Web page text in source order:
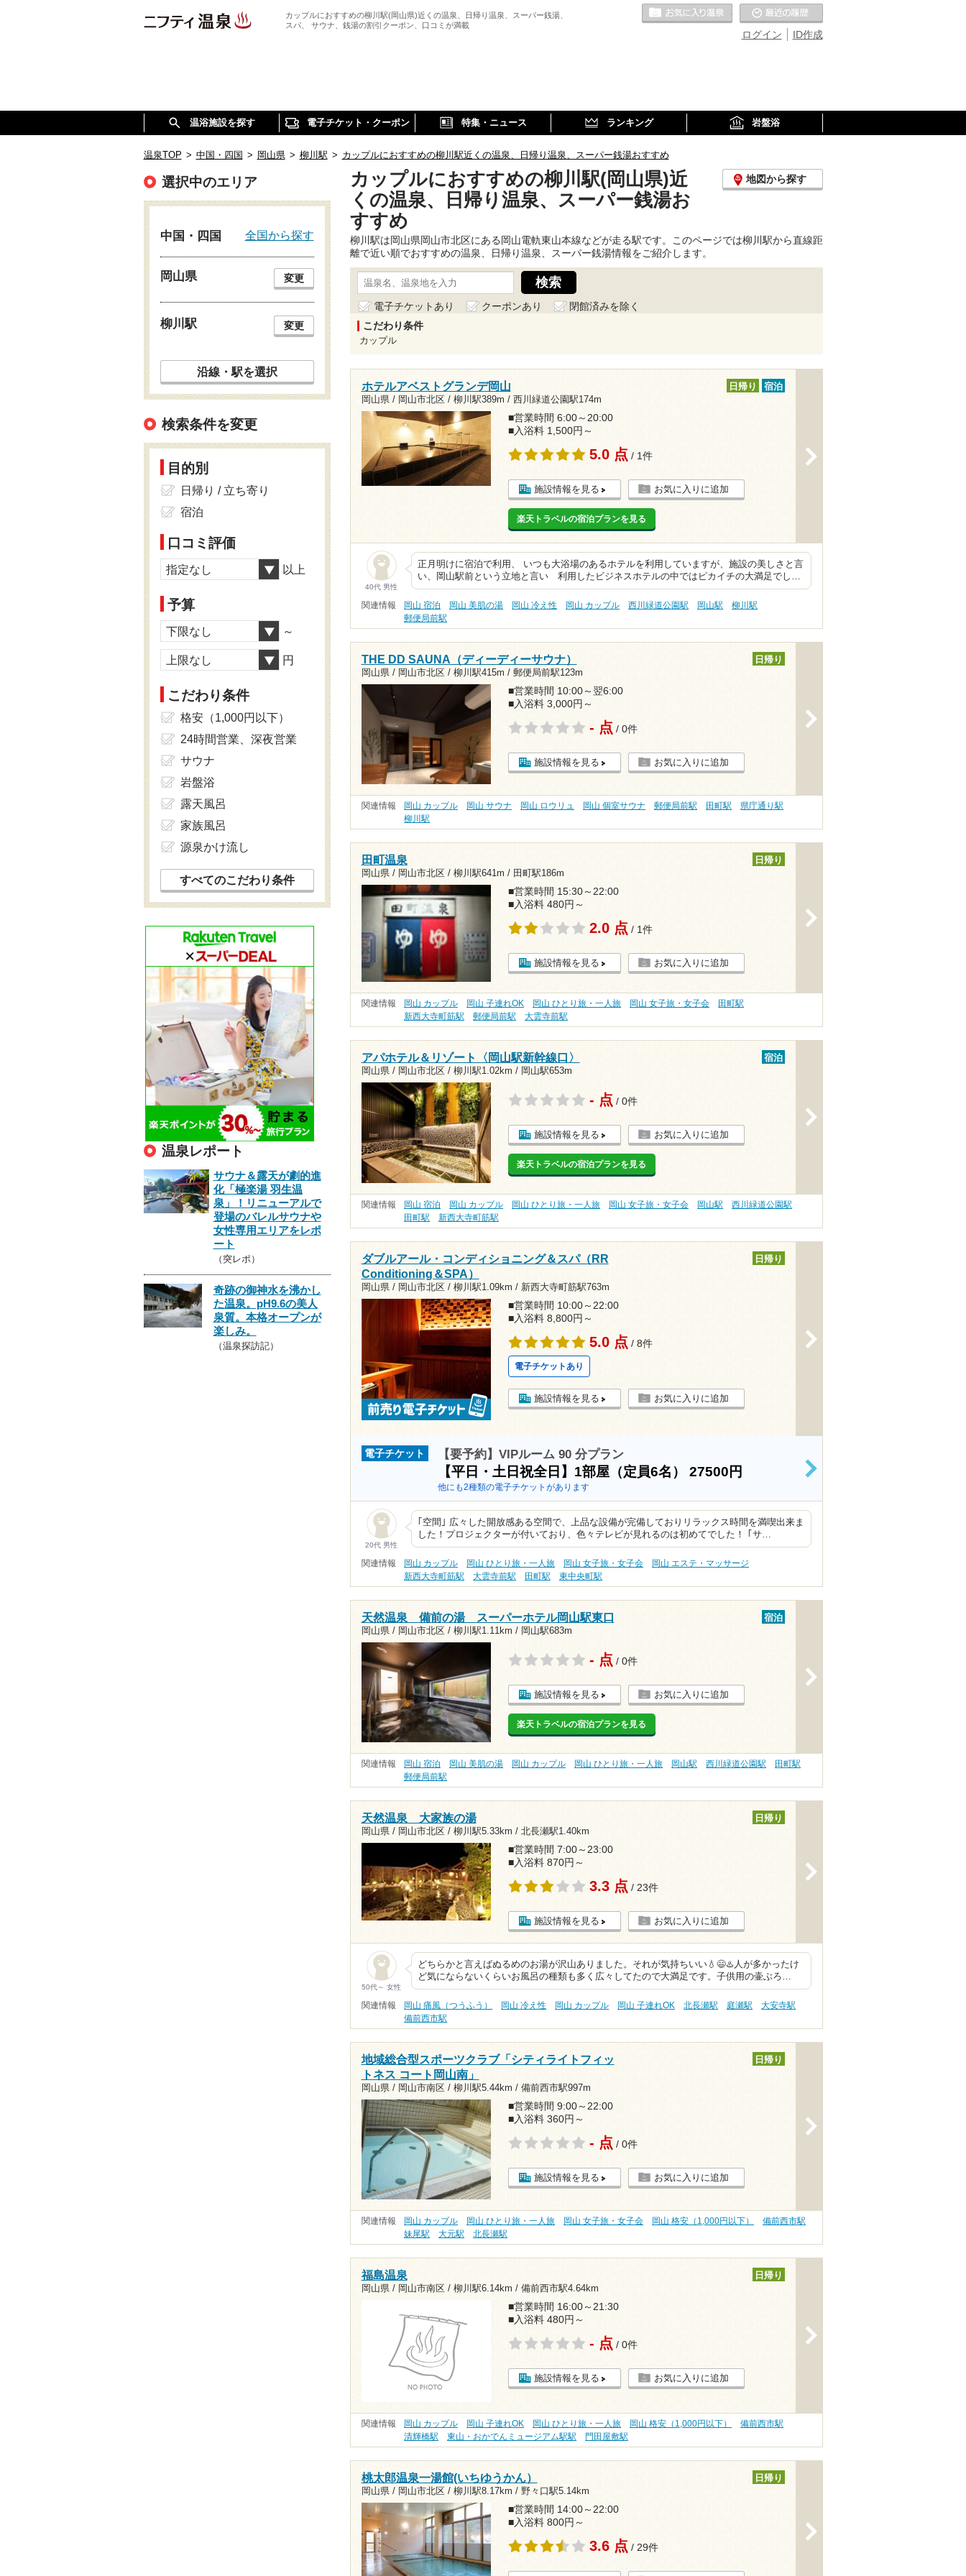
カップルにおすすめの柳川駅(岡山県)近くの温泉、日帰り温泉、スーパー銭湯、
スパ、 サウナ、銭湯の割引クーポン、口コミが満載
ID作成
ログイン
お気に入りの温泉
温浴施設を探す 電子チケット・クーポン 特集・ニュース ランキング 岩盤浴
温泉TOP > 中国・四国 > 岡山県 > 柳川駅 > カップルにおすすめの柳川駅近くの温泉、日帰り温泉、スーパー銭湯おすすめ
カップルにおすすめの柳川駅(岡山県)近
くの温泉、日帰り温泉、スーパー銭湯お
すすめ
地図から探す
柳川駅は岡山県岡山市北区にある岡山電軌東山本線などが走る駅です。このページでは柳川駅から直線距
離で近い順でおすすめの温泉、日帰り温泉、スーパー銭湯情報をご紹介します。
電子チケットあり クーポンあり
閉館済みを除く
こだわり条件
カップル
ホテルアベストグランデ岡山
岡山県 / 岡山市北区 / 柳川駅389m / 西川緑道公園駅174m
日帰り 宿泊
■営業時間 6:00～20:00
■入浴料 1,500円～
5.0 点 / 1件
施設情報を見る お気に入りに追加
楽天トラベルの宿泊プランを見る
40代 男性
正月明けに宿泊で利用、 いつも大浴場のあるホテルを利用していますが、施設の美しさと言
い、岡山駅前という立地と言い 利用したビジネスホテルの中ではピカイチの大満足でし…
関連情報 岡山 宿泊 岡山 美肌の湯 岡山 冷え性 岡山 カップル 西川緑道公園駅 岡山駅
柳川駅
郵便局前駅
THE DD SAUNA（ディーディーサウナ）
岡山県 / 岡山市北区 / 柳川駅415m / 郵便局前駅123m
日帰り
■営業時間 10:00～翌6:00
■入浴料 3,000円～
- 点 / 0件
施設情報を見る お気に入りに追加
関連情報 岡山 カップル 岡山 サウナ 岡山 ロウリュ 岡山 個室サウナ 郵便局前駅 田町駅
県庁通り駅
柳川駅
田町温泉
岡山県 / 岡山市北区 / 柳川駅641m / 田町駅186m
日帰り
■営業時間 15:30～22:00
■入浴料 480円～
2.0 点 / 1件
施設情報を見る お気に入りに追加
関連情報 岡山 カップル 岡山 子連れOK 岡山 ひとり旅・一人旅 岡山 女子旅・女子会
田町駅
新西大寺町筋駅
郵便局前駅 大雲寺前駅
アパホテル＆リゾート〈岡山駅新幹線口〉
岡山県 / 岡山市北区 / 柳川駅1.02km / 岡山駅653m
宿泊
- 点 / 0件
施設情報を見る お気に入りに追加
楽天トラベルの宿泊プランを見る
関連情報 岡山 宿泊 岡山 カップル 岡山 ひとり旅・一人旅 岡山 女子旅・女子会 岡山駅
西川緑道公園駅
田町駅
新西大寺町筋駅
ダブルアール・コンディショニング＆スパ（RR
Conditioning＆SPA）
岡山県 / 岡山市北区 / 柳川駅1.09km / 新西大寺町筋駅763m
日帰り
■営業時間 10:00～22:00
■入浴料 8,800円～
5.0 点 / 8件
電子チケットあり
施設情報を見る お気に入りに追加
電子チケット 【要予約】VIPルーム 90 分プラン
【平日・土日祝全日】1部屋（定員6名） 27500円
他にも2種類の電子チケットがあります
>
20代 男性
｢空間｣ 広々した開放感ある空間で、上品な設備が完備しておりリラックス時間を満喫出来ま
した！プロジェクターが付いており、色々テレビが見れるのは初めてでした！ ｢サ…
関連情報 岡山 カップル 岡山 ひとり旅・一人旅 岡山 女子旅・女子会
岡山 エステ・マッサージ
新西大寺町筋駅
大雲寺前駅 田町駅 東中央町駅
天然温泉 備前の湯 スーパーホテル岡山駅東口
岡山県 / 岡山市北区 / 柳川駅1.11km / 岡山駅683m
宿泊
- 点 / 0件
施設情報を見る お気に入りに追加
楽天トラベルの宿泊プランを見る
関連情報 岡山 宿泊 岡山 美肌の湯 岡山 カップル 岡山 ひとり旅・一人旅 岡山駅 西川緑道公園駅
田町駅
郵便局前駅
天然温泉 大家族の湯
岡山県 / 岡山市北区 / 柳川駅5.33km / 北長瀬駅1.40km
日帰り
■営業時間 7:00～23:00
■入浴料 870円～
3.3 点 / 23件
施設情報を見る お気に入りに追加
50代～ 女性
どちらかと言えばぬるめのお湯が沢山ありました。それが気持ちいい💧😃♨️人が多かったけ
ど気にならないくらいお風呂の種類も多く広々してたので大満足です。子供用の壷ぶろ…
関連情報 岡山 痛風（つうふう） 岡山 冷え性 岡山 カップル 岡山 子連れOK 北長瀬駅 庭瀬駅
大安寺駅
備前西市駅
地域総合型スポーツクラブ「シティライトフィッ
トネス コート岡山南」
岡山県 / 岡山市南区 / 柳川駅5.44km / 備前西市駅997m
日帰り
■営業時間 9:00～22:00
■入浴料 360円～
- 点 / 0件
施設情報を見る お気に入りに追加
関連情報 岡山 カップル 岡山 ひとり旅・一人旅 岡山 女子旅・女子会 岡山 格安（1,000円以下）
備前西市駅
妹尾駅
大元駅 北長瀬駅
福島温泉
岡山県 / 岡山市南区 / 柳川駅6.14km / 備前西市駅4.64km
日帰り
■営業時間 16:00～21:30
■入浴料 480円～
- 点 / 0件
施設情報を見る お気に入りに追加
関連情報 岡山 カップル 岡山 子連れOK 岡山 ひとり旅・一人旅 岡山 格安（1,000円以下）
備前西市駅
清輝橋駅
東山・おかでんミュージアム駅駅 門田屋敷駅
桃太郎温泉一湯館(いちゆうかん）
岡山県 / 岡山市北区 / 柳川駅8.17km / 野々口駅5.14km
日帰り
■営業時間 14:00～22:00
■入浴料 800円～
3.6 点 / 29件
選択中のエリア
中国・四国 全国から探す
岡山県 変更
柳川駅 変更
沿線・駅を選択
検索条件を変更
目的別
日帰り / 立ち寄り
宿泊
口コミ評価
指定なし 以上
予算
下限なし ～
上限なし 円
こだわり条件
格安（1,000円以下）
24時間営業、深夜営業
サウナ
岩盤浴
露天風呂
家族風呂
源泉かけ流し
すべてのこだわり条件
温泉レポート
サウナ＆露天が劇的進
化「極楽湯 羽生温
泉」！リニューアルで
登場のバレルサウナや
女性専用エリアをレポ
ート
（突レポ）
奇跡の御神水を沸かし
た温泉。pH9.6の美人
泉質。本格オープンが
楽しみ。
（温泉探訪記）